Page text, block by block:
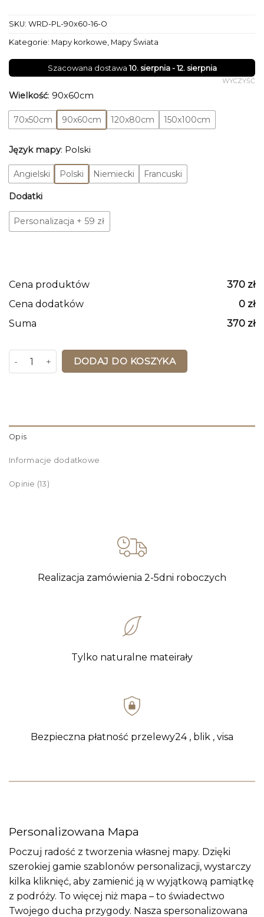
SKU: WRD-PL-90x60-16-O
Kategorie: Mapy korkowe Mapy Świata
Szacowana dostawa10. sierpnia - 12. sierpnia
Wielkość: 90x60cm
70x50cm 90x60cm 120x80cm 150x100cm
Język mapy: Polski
Angielski Polski Niemiecki Francuski
WYCZYŚĆ
Dodatki
Personalizacja + 59 zł
Cena produktów 370 zł
Cena dodatków
0 zł
Suma
370 zł
ilość Mapa Korkowa Świata Ivory Praire
DODAJ DO KOSZYKA
Opis
Informacje dodatkowe
Opinie (13)
Realizacja zamówienia 2-5dni roboczych
Tylko naturalne mateirały
Bezpieczna płatność przelewy24 , blik , visa
Personalizowana Mapa
Poczuj radość z tworzenia własnej mapy. Dzięki
szerokiej gamie szablonów personalizacji, wystarczy
kilka kliknięć, aby zamienić ją w wyjątkową pamiątkę
z podróży. To więcej niż mapa – to świadectwo
Twojego ducha przygody. Nasza spersonalizowana